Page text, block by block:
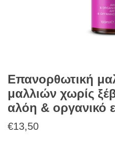
Επανορθωτική
μαλλιών χωρίς
αλόη & οργανικό
€13,50